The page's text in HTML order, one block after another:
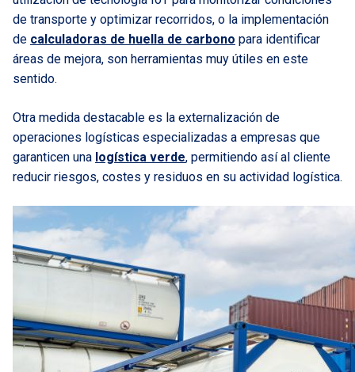
de transporte y optimizar recorridos, o la implementación
de calculadoras de huella de carbono para identificar
áreas de mejora, son herramientas muy útiles en este
sentido.
Otra medida destacable es la externalización de
operaciones logísticas especializadas a empresas que
garanticen una logística verde, permitiendo así al cliente
reducir riesgos, costes y residuos en su actividad logística.